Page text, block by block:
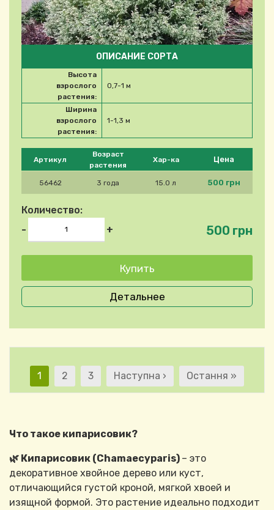
Please select product
Артикул
Возраст
растения
Хар-ка Цена
56462 3 года 15.0 л 500 грн
Количество:
-
+ 500 грн
ОПИСАНИЕ СОРТА
Высота
взрослого
растения:
0,7-1 м
Ширина
взрослого
растения:
1-1,3 м
Детальнее
Нумерация страниц
Текущая страница
1 Страница
2 Страница
3 Следующая страница
Наступна › Последняя
Остання »
Что такое кипарисовик?
🌿 Кипарисовик (Chamaecyparis) – это
декоративное хвойное дерево или куст,
отличающийся густой кроной, мягкой хвоей и
изящной формой. Это растение идеально подходит